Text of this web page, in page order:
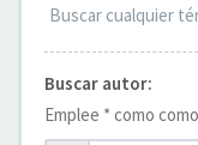
Buscar cualquier
Buscar autor:
Emplee * como